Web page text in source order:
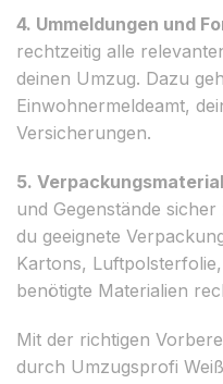
4. Ummeldungen und
rechtzeitig alle
deinen Umzug. Dazu
Einwohnermeldeamt,
Versicherungen.
5.
und Gegenstände
du geeignete
Kartons,
benötigte Materialien
Mit der richtigen
durch Umzugsprofi